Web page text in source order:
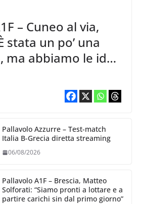
– Cuneo al via,
stata un po’ una
ma abbiamo le idee
vogliamo fare”
Pallavolo Azzurre – Test-match
Italia B-Grecia diretta streaming
06/08/2026
Pallavolo A1F – Brescia, Matteo
Solforati: “Siamo pronti a lottare e a
partire carichi sin dal primo giorno”